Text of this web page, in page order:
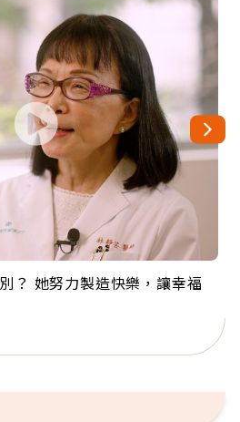
？ 她努力製造快樂，讓幸福
為台灣奉獻36年 「台灣是我
語！」
台灣找快樂！「蛋黃哥小
上萬爺奶：退休後才開始真
錄 成為全球最年長羽球選
來是「這個」
黑手阿伯拉小提琴還登上小